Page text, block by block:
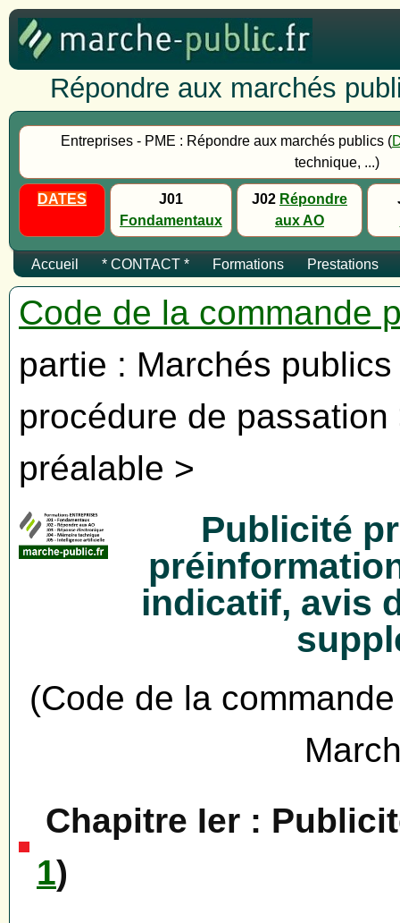
Répondre aux marchés
Entreprises - PME : Répondre aux marchés publics (
technique, ...)
DATES
J01
Fondamentaux
J02 Répondre
aux AO
Accueil * CONTACT * Formations Prestations
Code de la commande
partie : Marchés
procédure de
préalable >
Publicité
indicatif, avis
(Code de la
Chapitre Ier :
1)